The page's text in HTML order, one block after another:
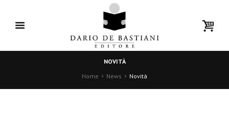
NOVITÀ
Home
News Novità